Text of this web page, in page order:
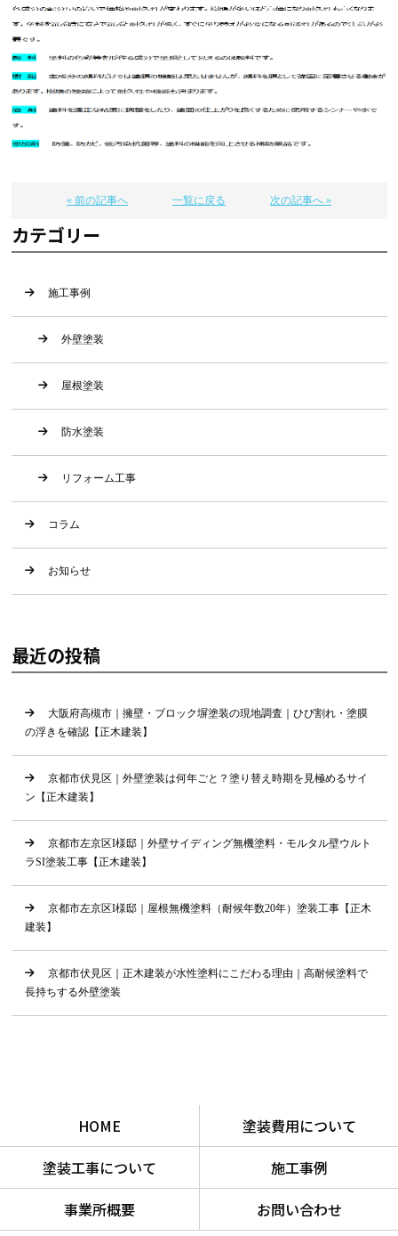
« 前の記事へ 一覧に戻る 次の記事へ »
カテゴリー
施工事例
外壁塗装
屋根塗装
防水塗装
リフォーム工事
コラム
お知らせ
最近の投稿
大阪府高槻市｜擁壁・ブロック塀塗装の現地調査｜ひび割れ・塗膜
の浮きを確認【正木建装】
京都市伏見区｜外壁塗装は何年ごと？塗り替え時期を見極めるサイ
ン【正木建装】
京都市左京区I様邸｜外壁サイディング無機塗料・モルタル壁ウルト
ラSI塗装工事【正木建装】
京都市左京区I様邸｜屋根無機塗料（耐候年数20年）塗装工事【正木
建装】
京都市伏見区｜正木建装が水性塗料にこだわる理由｜高耐候塗料で
長持ちする外壁塗装
HOME
塗装費用について
塗装工事について
施工事例
事業所概要
お問い合わせ